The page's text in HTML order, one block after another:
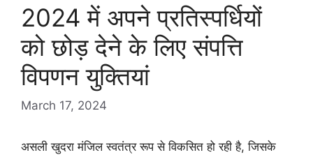
2024 में अपने प्रतिस्पर्धियों
को छोड़ देने के लिए संपत्ति
विपणन युक्तियां
March 17, 2024
असली खुदरा मंजिल स्वतंत्र रूप से विकसित हो रही है, जिसके